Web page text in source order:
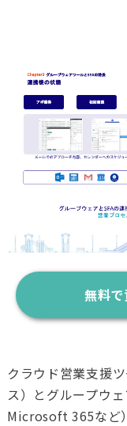
無料
クラウド営業支援
ス）とグループウ
Microsoft 365など